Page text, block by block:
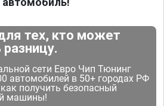
тех, кто может
сети Евро Чип Тюнинг
автомобилей в 50+ городах РФ
получить безопасный
машины!